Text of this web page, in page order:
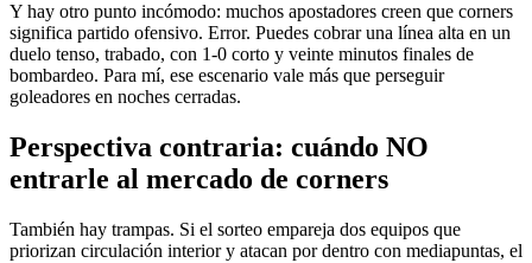
Y hay otro punto incómodo: muchos apostadores creen que corners
significa partido ofensivo. Error. Puedes cobrar una línea alta en un
duelo tenso, trabado, con 1-0 corto y veinte minutos finales de
bombardeo. Para mí, ese escenario vale más que perseguir
goleadores en noches cerradas.
Perspectiva contraria: cuándo NO
entrarle al mercado de corners
También hay trampas. Si el sorteo empareja dos equipos que
priorizan circulación interior y atacan por dentro con mediapuntas, el